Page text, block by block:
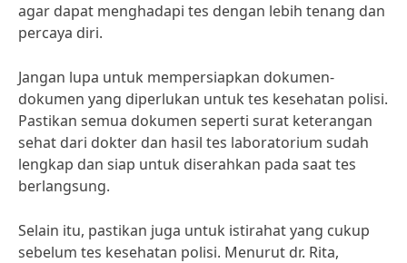
agar dapat menghadapi tes dengan lebih tenang dan
percaya diri.
Jangan lupa untuk mempersiapkan dokumen-
dokumen yang diperlukan untuk tes kesehatan polisi.
Pastikan semua dokumen seperti surat keterangan
sehat dari dokter dan hasil tes laboratorium sudah
lengkap dan siap untuk diserahkan pada saat tes
berlangsung.
Selain itu, pastikan juga untuk istirahat yang cukup
sebelum tes kesehatan polisi. Menurut dr. Rita,